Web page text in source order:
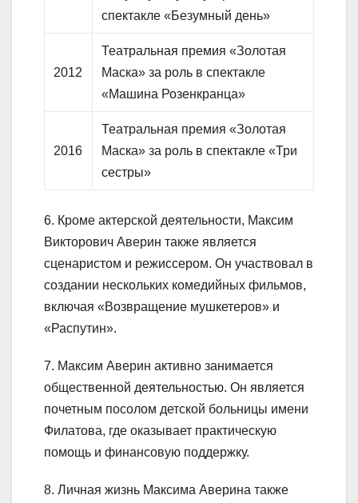
спектакле «Безумный день»
2012
Театральная премия «Золотая
Маска» за роль в спектакле
«Машина Розенкранца»
2016
Театральная премия «Золотая
Маска» за роль в спектакле «Три
сестры»
6. Кроме актерской деятельности, Максим
Викторович Аверин также является
сценаристом и режиссером. Он участвовал в
создании нескольких комедийных фильмов,
включая «Возвращение мушкетеров» и
«Распутин».
7. Максим Аверин активно занимается
общественной деятельностью. Он является
почетным посолом детской больницы имени
Филатова, где оказывает практическую
помощь и финансовую поддержку.
8. Личная жизнь Максима Аверина также